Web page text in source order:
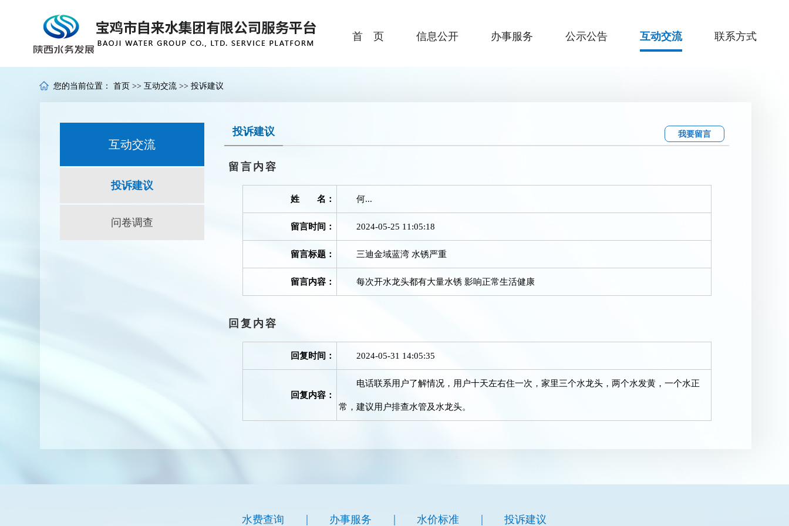
首 页 信息公开 办事服务 公示公告 互动交流 联系方式
您的当前位置： 首页 >> 互动交流 >> 投诉建议
互动交流
投诉建议
问卷调查
投诉建议 我要留言
留言内容
姓 名： 何...
留言时间： 2024-05-25 11:05:18
留言标题： 三迪金域蓝湾 水锈严重
留言内容： 每次开水龙头都有大量水锈 影响正常生活健康
回复内容
回复时间： 2024-05-31 14:05:35
回复内容：
电话联系用户了解情况，用户十天左右住一次，家里三个水龙头，两个水发黄，一个水正
常，建议用户排查水管及水龙头。
水费查询 | 办事服务 | 水价标准 | 投诉建议